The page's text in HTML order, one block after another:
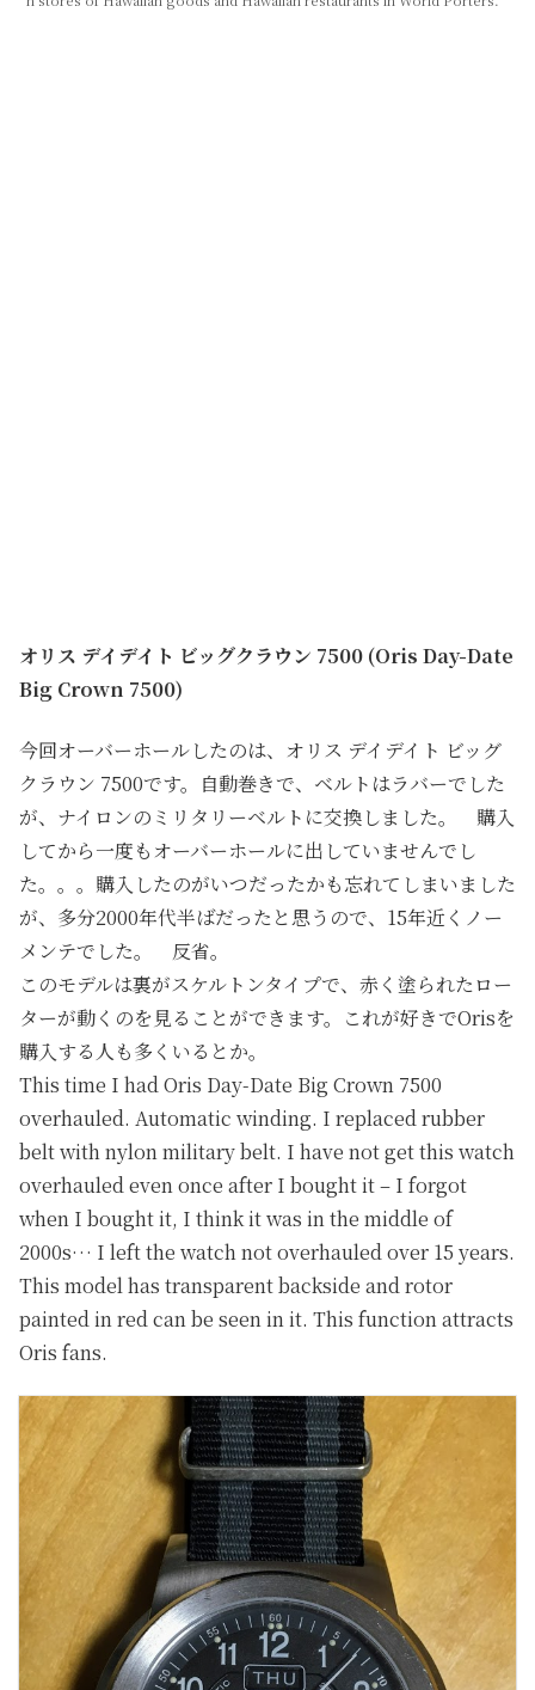
オリス デイデイト ビッグクラウン 7500 (Oris Day-Date
Big Crown 7500)
今回オーバーホールしたのは、オリス デイデイト ビッグ
クラウン 7500です。自動巻きで、ベルトはラバーでした
が、ナイロンのミリタリーベルトに交換しました。 購入
してから一度もオーバーホールに出していませんでし
た。。。購入したのがいつだったかも忘れてしまいました
が、多分2000年代半ばだったと思うので、15年近くノー
メンテでした。 反省。
このモデルは裏がスケルトンタイプで、赤く塗られたロー
ターが動くのを見ることができます。これが好きでOrisを
購入する人も多くいるとか。
This time I had Oris Day-Date Big Crown 7500
overhauled. Automatic winding. I replaced rubber
belt with nylon military belt. I have not get this watch
overhauled even once after I bought it – I forgot
when I bought it, I think it was in the middle of
2000s… I left the watch not overhauled over 15 years.
This model has transparent backside and rotor
painted in red can be seen in it. This function attracts
Oris fans.